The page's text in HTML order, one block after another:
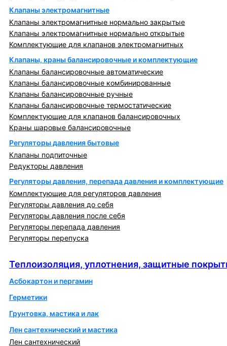
Клапаны электромагнитные
Клапаны электромагнитные нормально закрытые
Клапаны электромагнитные нормально открытые
Комплектующие для клапанов электромагнитных
Клапаны, краны балансировочные и комплектующие
Клапаны балансировочные автоматические
Клапаны балансировочные комбинированные
Клапаны балансировочные ручные
Клапаны балансировочные термостатические
Комплектующие для клапанов балансировочных
Краны шаровые балансировочные
Регуляторы давления бытовые
Клапаны подпиточные
Редукторы давления
Регуляторы давления, перепада давления и комплектующие
Комплектующие для регуляторов давления
Регуляторы давления до себя
Регуляторы давления после себя
Регуляторы перепада давления
Регуляторы перепуска
Теплоизоляция, уплотнения, защитные
Асбокартон и пергамин
Герметики
Грунтовка, мастика и лак
Лен сантехнический и мастика
Лен сантехнический